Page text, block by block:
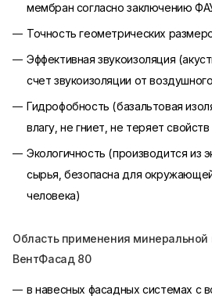
мембран согласно заключению
Точность геометрических
Эффективная звукоизоляция
счет звукоизоляции от
Гидрофобность (базальтовая
влагу, не гниет, не теряет
Экологичность (производится из
сырья, безопасна для
человека)
Область применения минеральной
ВентФасад 80
в навесных фасадных системах с